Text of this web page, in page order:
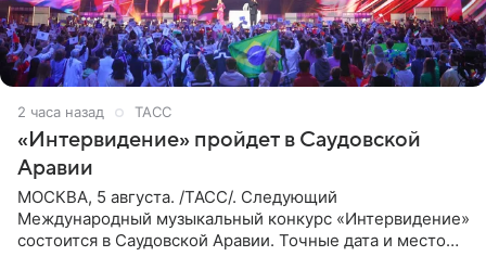
2 часа назад ТАСС
«Интервидение» пройдет в Саудовской
Аравии
МОСКВА, 5 августа. /ТАСС/. Следующий
Международный музыкальный конкурс «Интервидение»
состоится в Саудовской Аравии. Точные дата и место